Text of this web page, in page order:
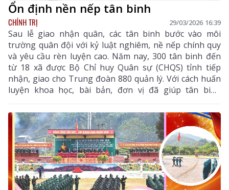
Ổn định nền nếp tân binh
CHÍNH TRỊ 29/03/2026 16:39
Sau lễ giao nhận quân, các tân binh bước vào môi
trường quân đội với kỷ luật nghiêm, nề nếp chính quy
và yêu cầu rèn luyện cao. Năm nay, 300 tân binh đến
từ 18 xã được Bộ Chỉ huy Quân sự (CHQS) tỉnh tiếp
nhận, giao cho Trung đoàn 880 quản lý. Với cách huấn
luyện khoa học, bài bản, đơn vị đã giúp tân binh
nhanh chóng ổn định tư tưởng, hòa nhập trong môi
trường quân đội.